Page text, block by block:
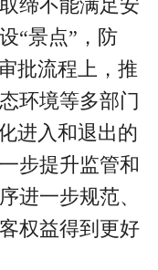
缔不能满足安
“景点”，防
批流程上，推
环境等多部门
进入和退出的
步提升监管和
进一步规范、
权益得到更好